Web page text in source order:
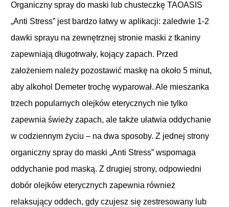
Organiczny spray do maski lub chusteczkę TAOASIS
„Anti Stress” jest bardzo łatwy w aplikacji: zaledwie 1-2
dawki sprayu na zewnętrznej stronie maski z tkaniny
zapewniają długotrwały, kojący zapach. Przed
założeniem należy pozostawić maskę na około 5 minut,
aby alkohol Demeter trochę wyparował. Ale mieszanka
trzech popularnych olejków eterycznych nie tylko
zapewnia świeży zapach, ale także ułatwia oddychanie
w codziennym życiu – na dwa sposoby. Z jednej strony
organiczny spray do maski „Anti Stress” wspomaga
oddychanie pod maską. Z drugiej strony, odpowiedni
dobór olejków eterycznych zapewnia również
relaksujący oddech, gdy czujesz się zestresowany lub